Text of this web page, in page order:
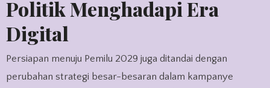
Politik Menghadapi Era
Digital
Persiapan menuju Pemilu 2029 juga ditandai dengan
perubahan strategi besar-besaran dalam kampanye